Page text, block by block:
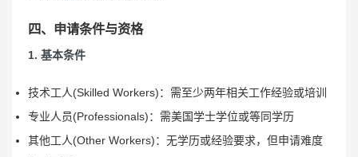
四、申请条件与资格
1. 基本条件
技术工人(Skilled Workers)‌：需至少两年相关工作经验或培训
‌专业人员(Professionals)‌：需美国学士学位或等同学历
其他工人(Other Workers)‌：无学历或经验要求，但申请难度